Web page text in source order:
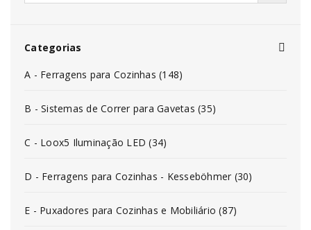
Categorias
A - Ferragens para Cozinhas (148)
B - Sistemas de Correr para Gavetas (35)
C - Loox5 Iluminação LED (34)
D - Ferragens para Cozinhas - Kesseböhmer (30)
E - Puxadores para Cozinhas e Mobiliário (87)